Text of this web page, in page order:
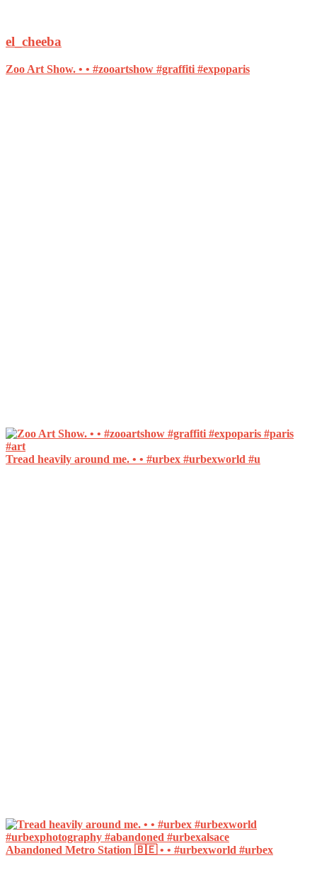
el_cheeba
Zoo Art Show. • • #zooartshow #graffiti #expoparis
Tread heavily around me. • • #urbex #urbexworld #u
Abandoned Metro Station 🇧🇪 • • #urbexworld #urbex